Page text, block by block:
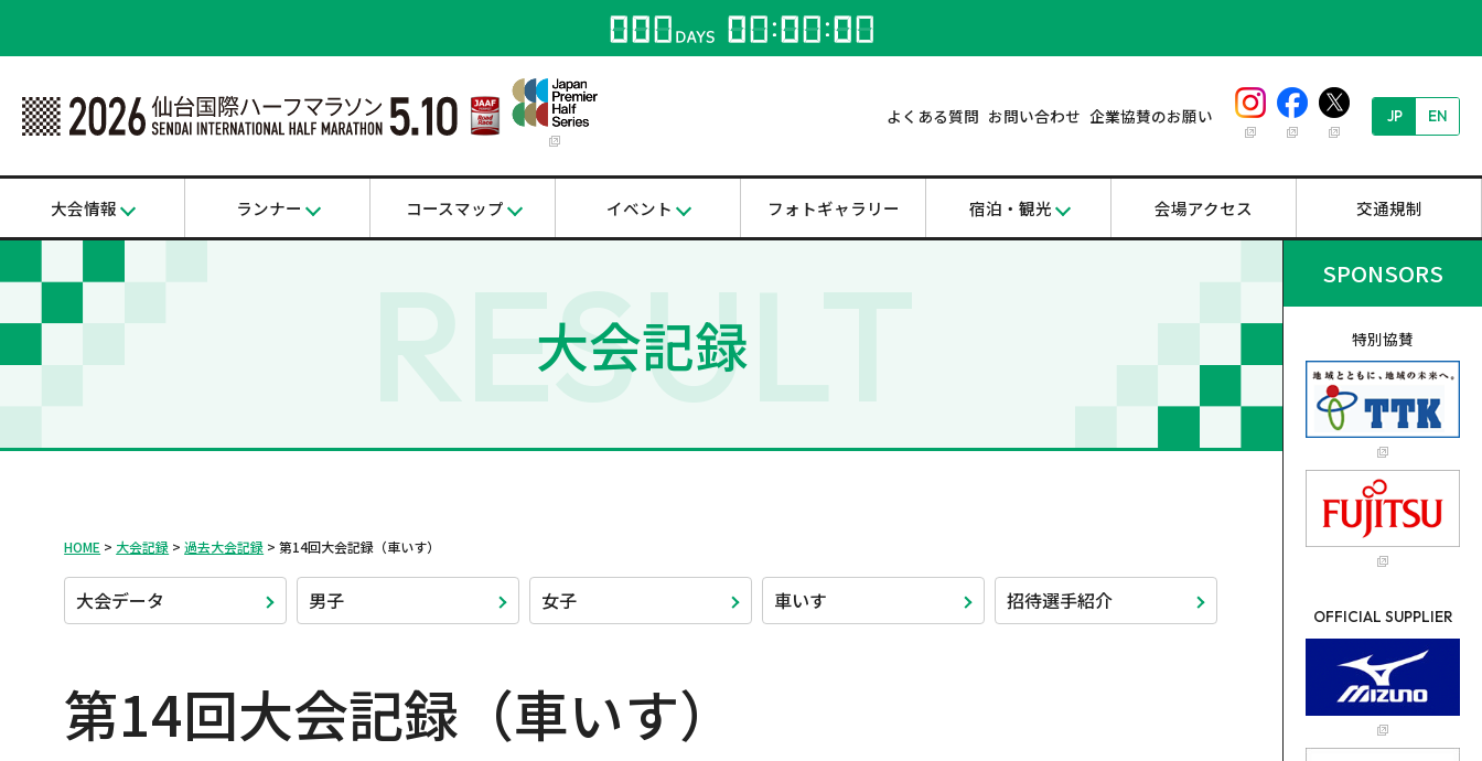
よくある質問 お問い合わせ 企業協賛のお願い JP EN
大会情報 ランナー コースマップ イベント フォトギャラリー 宿泊・観光 会場アクセス 交通規制
大会記録
RESULT
HOME 大会記録 過去大会記録 第14回大会記録（車いす）
大会データ 男子 女子 車いす 招待選手紹介
第14回大会記録（車いす）
SPONSORS
特別協賛
OFFICIAL SUPPLIER